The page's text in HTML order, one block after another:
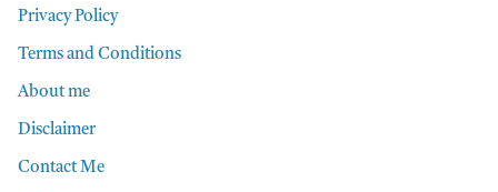
Privacy Policy
Terms and Conditions
About me
Disclaimer
Contact Me